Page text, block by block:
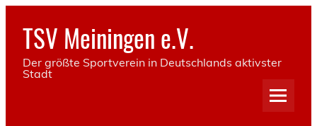
Skip
contentTSV Meiningen e.V.
Der größte Sportverein in Deutschlands aktivster
Stadt